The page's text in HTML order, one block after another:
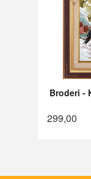
Broderi -
299,00